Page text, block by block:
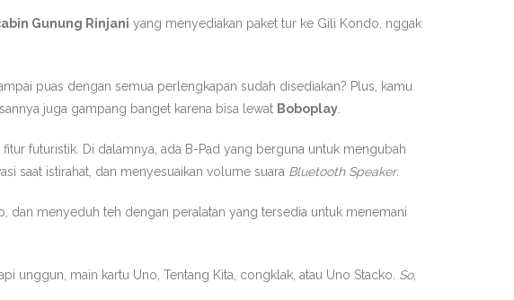
Gunung Rinjani yang menyediakan paket tur ke Gili Kondo, nggak
puas dengan semua perlengkapan sudah disediakan? Plus, kamu
juga gampang banget karena bisa lewat Boboplay
futuristik. Di dalamnya, ada B-Pad yang berguna untuk mengubah
saat istirahat, dan menyesuaikan volume suara Bluetooth Speaker.
dan menyeduh teh dengan peralatan yang tersedia untuk menemani
unggun, main kartu Uno, Tentang Kita, congklak, atau Uno Stacko. So,